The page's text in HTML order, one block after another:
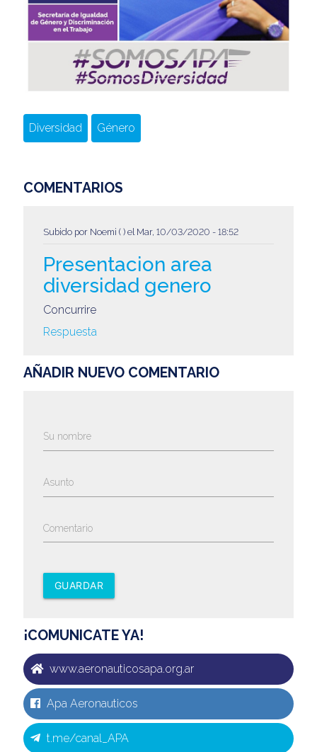
Diversidad Género
COMENTARIOS
Subido por Noemi ( )el Mar, 10/03/2020 - 18:52
Presentacion area
diversidad genero
Concurrire
Respuesta
AÑADIR NUEVO COMENTARIO
Su nombre
Asunto
Comentario
GUARDAR
¡COMUNICATE YA!
www.aeronauticosapa.org.ar
Apa Aeronauticos
t.me/canal_APA